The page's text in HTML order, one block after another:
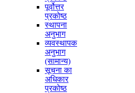
पूर्वोत्तर
प्रकोष्ठ
स्थापना
अनुभाग
व्यवस्थापक
अनुभाग
(सामान्य)
सूचना का
अधिकार
प्रकोष्ठ